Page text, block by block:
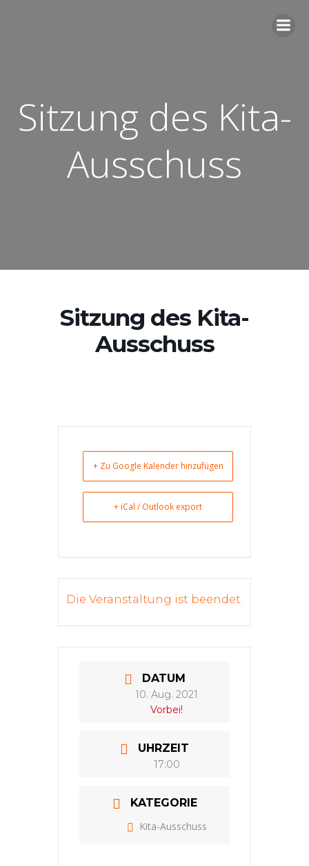
Sitzung des Kita-
Ausschuss
Sitzung des Kita-
Ausschuss
+ Zu Google Kalender hinzufügen
+ iCal / Outlook export
Die Veranstaltung ist beendet.
DATUM
10. Aug. 2021
Vorbei!
UHRZEIT
17:00
KATEGORIE
Kita-Ausschuss